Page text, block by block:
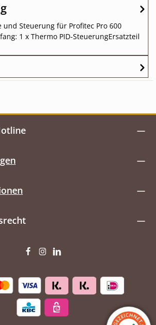
und Steuerung für Profitec Pro 600
1 x Thermo PID-SteuerungErsatzteil